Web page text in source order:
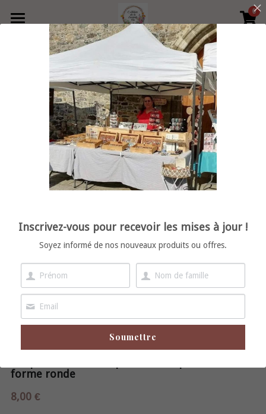
0
Accueil
Produits
Toutes les catégories
collier
Bague
vide poche
décoration
boucles d'oreille
Boutique
Contact
Retrouvez moi en boutique
Rechercher
POWERED BY
Précédent
forme ronde
8,00 €
×
LES CATÉGORIES DE LA BOUTIQUE
Inscrivez-vous pour recevoir les mises à jour !
Soyez informé de nos nouveaux produits ou offres.
Soumettre